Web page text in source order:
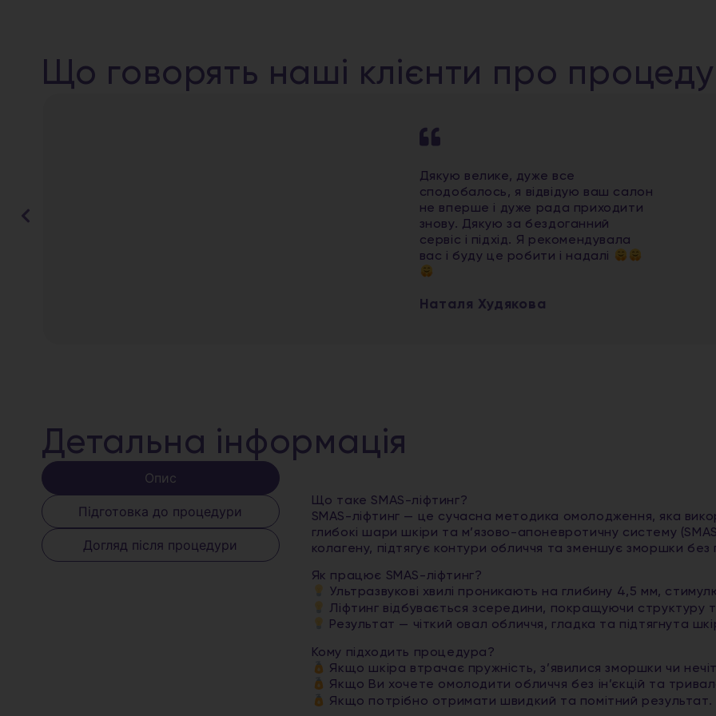
Що говорять наші клієнти про
Дякую велике, дуже все
сподобалось, я відвідую ваш салон
не вперше і дуже рада приходити
знову. Дякую за бездоганний
сервіс і підхід. Я рекомендувала
вас і буду це робити і надалі
Наталя Худякова
Детальна інформація
Опис
Підготовка до процедури
Догляд після процедури
Що таке SMAS-ліфтинг?
SMAS-ліфтинг — це сучасна методика омолодження, яка
глибокі шари шкіри та м’язово-апоневротичну систему
колагену, підтягує контури обличчя та зменшує зморшки без
Як працює SMAS-ліфтинг?
Ультразвукові хвилі проникають на глибину 4,5 мм,
Ліфтинг відбувається зсередини, покращуючи структуру
Результат — чіткий овал обличчя, гладка та підтягнута
Кому підходить процедура?
Якщо шкіра втрачає пружність, з’явилися зморшки чи
Якщо Ви хочете омолодити обличчя без ін’єкцій та
Якщо потрібно отримати швидкий та помітний результат.